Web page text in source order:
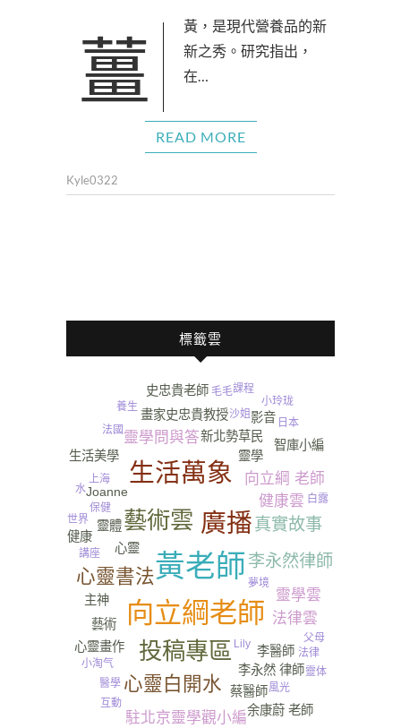
薑黃，是現代營養品的新
新之秀。研究指出，
在…
READ MORE
Kyle0322
標籤雲
黃老師
向立綱老師
廣播
生活萬象
投稿專區
藝術雲
心靈白開水
心靈書法
李永然律師
真實故事
健康雲
靈學問與答
駐北京靈學觀小編
靈學雲
向立綱 老師
法律雲
心靈
李醫師
靈體
畫家史忠貴教授
Joanne
新北勢草民
靈學
蔡醫師
心靈畫作
主神
李永然 律師
影音
史忠貴老師
生活美學
健康
余康蔚 老師
藝術
智庫小編
養生
保健
上海
Lily
白露
沙姐
醫學
講座
風光
法律
夢境
小淘气
父母
課程
世界
互動
法國
靈体
毛毛
日本
小玲珑
水